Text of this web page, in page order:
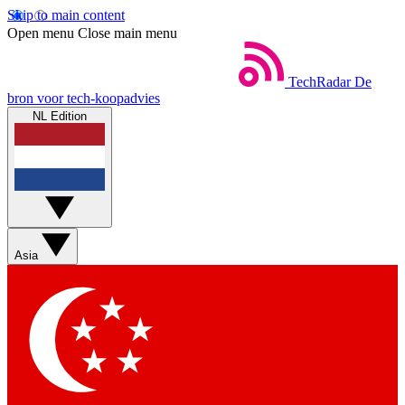
Skip to main content
Open menu Close main menu
TechRadar De
bron voor tech-koopadvies
NL Edition
Asia